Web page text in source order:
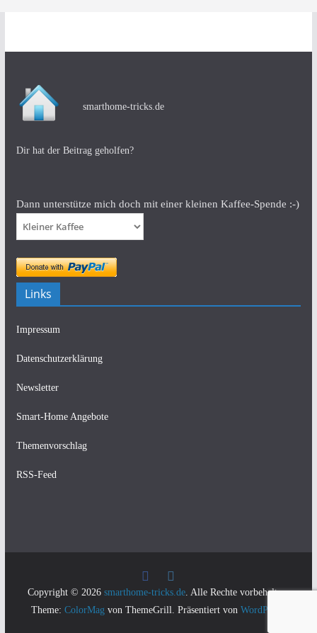
smarthome-tricks.de
Dir hat der Beitrag geholfen?
Dann unterstütze mich doch mit einer kleinen Kaffee-Spende :-)
Links
Impressum
Datenschutzerklärung
Newsletter
Smart-Home Angebote
Themenvorschlag
RSS-Feed
Copyright © 2026 smarthome-tricks.de. Alle Rechte vorbehalten.
Theme: ColorMagvon ThemeGrill. Präsentiert von WordPress